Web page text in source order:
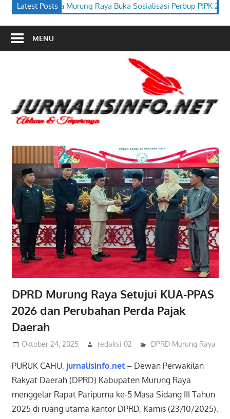
Latest Posts
Buka Sosialisasi Perbup PJPK 2026–2030 Festival Budaya
MENU
DPRD Murung Raya Setujui KUA-PPAS
2026 dan Perubahan Perda Pajak
Daerah
Oktober 24, 2025 redaksi 02 DPRD Murung Raya
PURUK CAHU, jurnalisinfo.net– Dewan Perwakilan
Rakyat Daerah (DPRD) Kabupaten Murung Raya
menggelar Rapat Paripurna ke-5 Masa Sidang III Tahun
2025 di ruang utama kantor DPRD, Kamis (23/10/2025).